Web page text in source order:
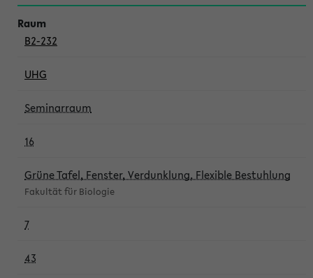
B2-232
UHG
Seminarraum
16
Grüne Tafel, Fenster, Verdunklung, Flexible Bestuhlung
Fakultät für Biologie
7
43